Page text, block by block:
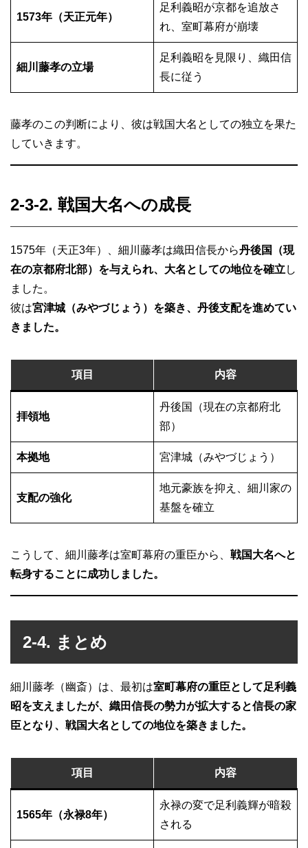
1573年（天正元年）
足利義昭が京都を追放さ
れ、室町幕府が崩壊
細川藤孝の立場
足利義昭を見限り、織田信
長に従う
藤孝のこの判断により、彼は戦国大名としての独立を果た
していきます。
2-3-2. 戦国大名への成長
1575年（天正3年）、細川藤孝は織田信長から丹後国（現
在の京都府北部）を与えられ、大名としての地位を確立 し
ました。
彼は宮津城（みやづじょう）を築き、丹後支配を進めてい
きました。
項目 内容
拝領地
丹後国（現在の京都府北
部）
本拠地 宮津城（みやづじょう）
支配の強化
地元豪族を抑え、細川家の
基盤を確立
こうして、細川藤孝は室町幕府の重臣から、 戦国大名へと
転身することに成功しました。
2-4. まとめ
細川藤孝（幽斎）は、最初は室町幕府の重臣として足利義
昭を支えましたが、織田信長の勢力が拡大すると信長の家
臣となり、戦国大名としての地位を築きました。
項目 内容
1565年（永禄8年）
永禄の変で足利義輝が暗殺
される